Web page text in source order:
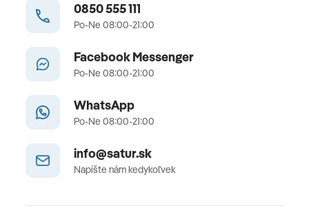
0850 555 111
Po-Ne 08:00-21:00
Facebook Messenger
Po-Ne 08:00-21:00
WhatsApp
Po-Ne 08:00-21:00
info@satur.sk
Napíšte nám kedykoľvek